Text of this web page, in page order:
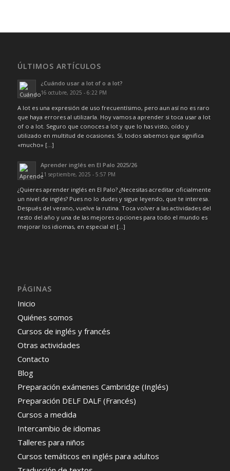
ÚLTIMOS ARTÍCULOS
¿Cuándo usar a lot of o a lot?
16 octubre, 2025 - 6:22 PM
A lot es una expresión de uso frecuentísimo, pero aun así no es raro
que haya errores al utilizarla. Hoy vamos a aprender si toca usar a lot
of o a lot. Seguro que conoces a lot y que lo has visto, oído y
utilizado en multitud de ocasiones. Sí, todos sabemos que significa
«mucho» […]
Aprender inglés en El Palo 2025/26
11 septiembre, 2025 - 5:57 PM
¿Quieres aprender inglés en El Palo? ¿Necesitas acreditar oficialmente
un nivel de inglés? Pues no lo dudes y sigue leyendo, que te interesa.
Después del verano, vuelve la rutina. Toca volver a las actividades del
resto del año y una de las mejores opciones para todo el mundo es
mejorar los idiomas, en especial el […]
PÁGINAS
Inicio
Quiénes somos
Cursos de inglés y francés
Otras actividades
Contacto
Blog
Preparación exámenes Cambridge (Inglés)
Preparación DELF DALF (Francés)
Cursos a medida
Intercambio de idiomas
Talleres para niños
Cursos temáticos en inglés para adultos